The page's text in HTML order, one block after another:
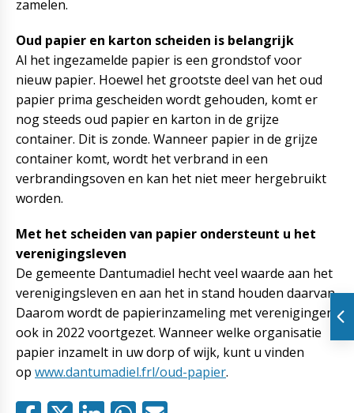
zamelen.
Oud papier en karton scheiden is belangrijk
Al het ingezamelde papier is een grondstof voor
nieuw papier. Hoewel het grootste deel van het oud
papier prima gescheiden wordt gehouden, komt er
nog steeds oud papier en karton in de grijze
container. Dit is zonde. Wanneer papier in de grijze
container komt, wordt het verbrand in een
verbrandingsoven en kan het niet meer hergebruikt
worden.
Met het scheiden van papier ondersteunt u het
verenigingsleven
De gemeente Dantumadiel hecht veel waarde aan het
verenigingsleven en aan het in stand houden daarvan.
Daarom wordt de papierinzameling met verenigingen
ook in 2022 voortgezet. Wanneer welke organisatie
papier inzamelt in uw dorp of wijk, kunt u vinden
op www.dantumadiel.frl/oud-papier.